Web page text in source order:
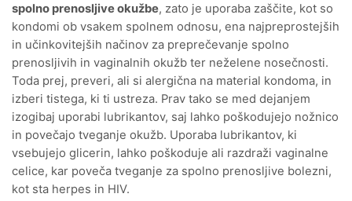
spolno prenosljive okužbe, zato je uporaba zaščite, kot so
kondomi ob vsakem spolnem odnosu, ena najpreprostejših
in učinkovitejših načinov za preprečevanje spolno
prenosljivih in vaginalnih okužb ter neželene nosečnosti.
Toda prej, preveri, ali si alergična na material kondoma, in
izberi tistega, ki ti ustreza. Prav tako se med dejanjem
izogibaj uporabi lubrikantov, saj lahko poškodujejo nožnico
in povečajo tveganje okužb. Uporaba lubrikantov, ki
vsebujejo glicerin, lahko poškoduje ali razdraži vaginalne
celice, kar poveča tveganje za spolno prenosljive bolezni,
kot sta herpes in HIV.